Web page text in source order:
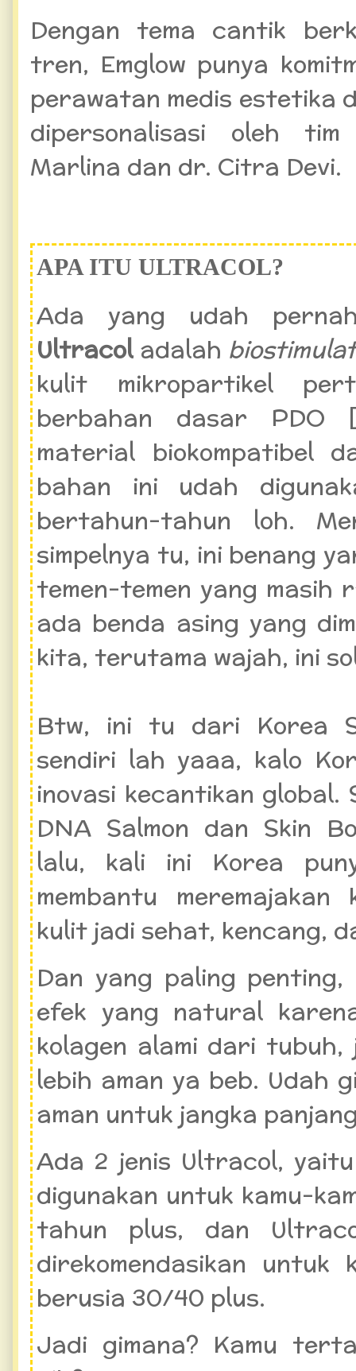
Dengan tema cantik
tren, Emglow punya
perawatan medis estetika
dipersonalisasi oleh
Marlina dan dr. Citra Devi.
APA ITU ULTRACOL?
Ada yang udah
Ultracoladalah
kulit mikropartikel
berbahan dasar PDO [
material biokompatibel
bahan ini udah
bertahun-tahun loh.
simpelnya tu, ini benang
temen-temen yang masih
ada benda asing yang
kita, terutama wajah, ini
Btw, ini tu dari Korea
sendiri lah yaaa, kalo
inovasi kecantikan
DNA Salmon dan Skin
lalu, kali ini Korea
membantu
kulit jadi sehat, kencang,
Dan yang paling
efek yang natural
kolagen alami dari
lebih aman ya beb. Udah
aman untuk jangka
Ada 2 jenis Ultracol,
digunakan untuk kamu-
tahun plus, dan
direkomendasikan untuk
berusia 30/40 plus.
Jadi gimana? Kamu